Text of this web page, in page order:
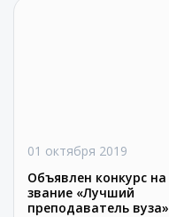
01 октября 2019
Объявлен конкурс на
звание «Лучший
преподаватель вуза»